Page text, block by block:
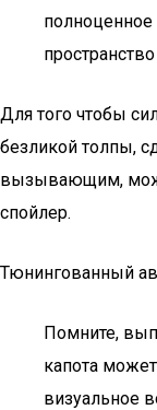
Для того чтобы
безликой толпы,
вызывающим,
спойлер.
Тюнингованный
Помните,
капота
визуальное